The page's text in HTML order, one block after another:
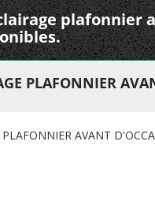
plafonnier
PLAFONNIER
PLAFONNIER AVANT